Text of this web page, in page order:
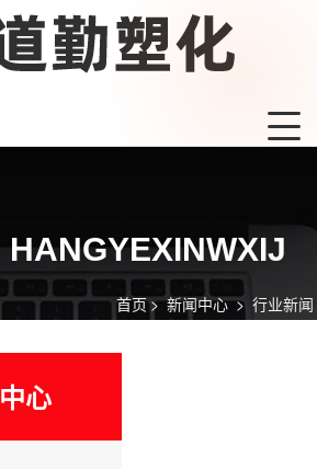
HANGYEXINWXIJ
首页 >新闻中心> 行业新闻
心